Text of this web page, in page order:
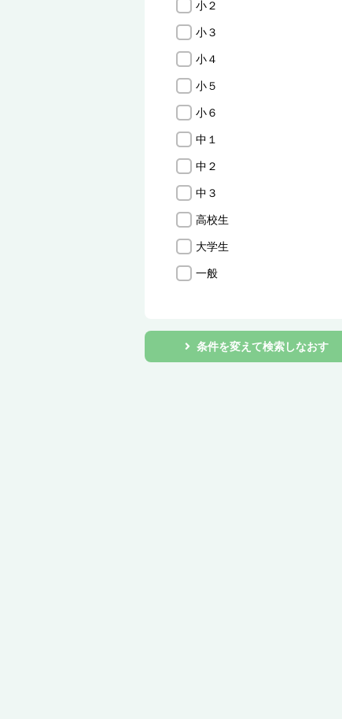
小２
小３
小４
小５
小６
中１
中２
中３
高校生
大学生
一般
条件を変えて検索しなおす